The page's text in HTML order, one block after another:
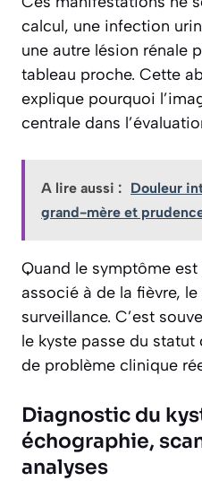
calcul, une infection
une autre lésion rénale
tableau proche. Cette
explique pourquoi
centrale dans
A lire aussi : Douleur
grand-mère et
Quand le symptôme
associé à de la fièvre,
surveillance. C’est
le kyste passe du
de problème clinique
Diagnostic du
échographie,
analyses